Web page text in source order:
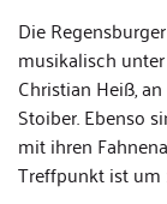
Die
musikalisch
Christian Heiß,
Stoiber. Ebenso
mit ihren
Treffpunkt ist um